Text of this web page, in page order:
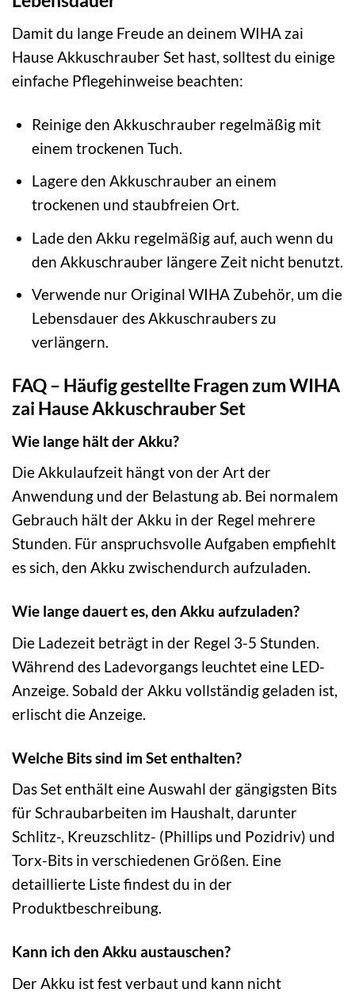
Damit du lange Freude an deinem WIHA zai
Hause Akkuschrauber Set hast, solltest du einige
einfache Pflegehinweise beachten:
Reinige den Akkuschrauber regelmäßig mit
einem trockenen Tuch.
Lagere den Akkuschrauber an einem
trockenen und staubfreien Ort.
Lade den Akku regelmäßig auf, auch wenn du
den Akkuschrauber längere Zeit nicht benutzt.
Verwende nur Original WIHA Zubehör, um die
Lebensdauer des Akkuschraubers zu
verlängern.
FAQ – Häufig gestellte Fragen zum WIHA
zai Hause Akkuschrauber Set
Wie lange hält der Akku?
Die Akkulaufzeit hängt von der Art der
Anwendung und der Belastung ab. Bei normalem
Gebrauch hält der Akku in der Regel mehrere
Stunden. Für anspruchsvolle Aufgaben empfiehlt
es sich, den Akku zwischendurch aufzuladen.
Wie lange dauert es, den Akku aufzuladen?
Die Ladezeit beträgt in der Regel 3-5 Stunden.
Während des Ladevorgangs leuchtet eine LED-
Anzeige. Sobald der Akku vollständig geladen ist,
erlischt die Anzeige.
Welche Bits sind im Set enthalten?
Das Set enthält eine Auswahl der gängigsten Bits
für Schraubarbeiten im Haushalt, darunter
Schlitz-, Kreuzschlitz- (Phillips und Pozidriv) und
Torx-Bits in verschiedenen Größen. Eine
detaillierte Liste findest du in der
Produktbeschreibung.
Kann ich den Akku austauschen?
Der Akku ist fest verbaut und kann nicht